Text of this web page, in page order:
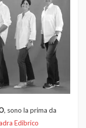
, sono la prima da
Edibrico